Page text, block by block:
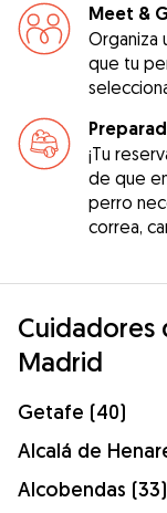
Meet &
Organiza
que tu
¡Tu
de que
perro
correa,
Cuidadores
Madrid
Getafe (40)
Alcalá de
Alcobendas (33)